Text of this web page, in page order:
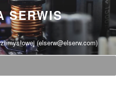
SERWIS
(elserw@elserw.com)